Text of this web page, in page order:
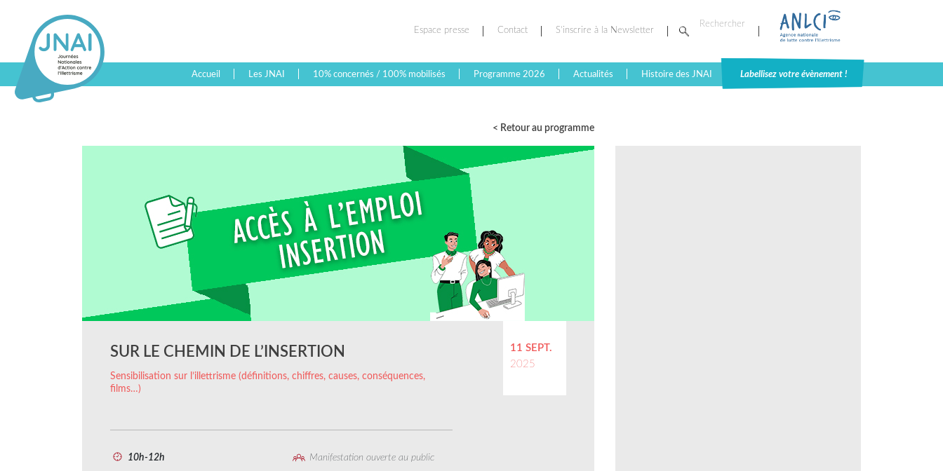
Espace presse Contact S’inscrire à la Newsletter
Accueil Les JNAI 10% concernés / 100% mobilisés Programme 2026 Actualités Histoire des JNAI Labellisez votre évènement !
< Retour au programme
11 SEPT.
2025
SUR LE CHEMIN DE L’INSERTION
Sensibilisation sur l’illettrisme (définitions, chiffres, causes, conséquences,
films…)
10h-12h
Manifestation ouverte au public